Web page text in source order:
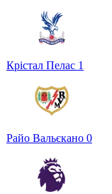
Крістал Пелас 1
Райо Вальєкано 0